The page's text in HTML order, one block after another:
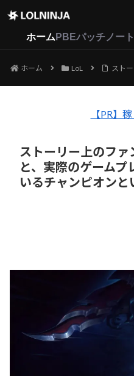
ホーム PBEパッチノー
ホーム LoL ストーリー上の
【PR】
ストーリー上のフ
と、実際のゲームプ
いるチャンピオンと